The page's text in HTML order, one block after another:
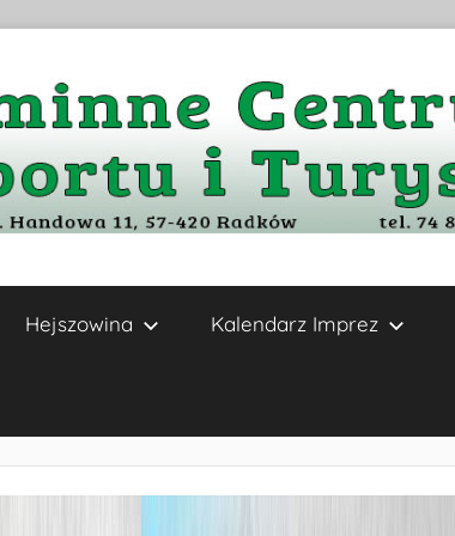
Hejszowina Kalendarz Imprez